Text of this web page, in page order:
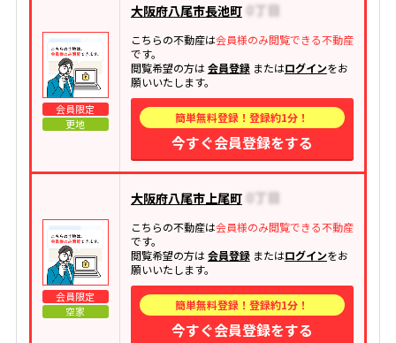
会員限定
更地
大阪府八尾市長池町
こちらの不動産は会員様のみ閲覧できる不動産
です。
閲覧希望の方は会員登録またはログインをお
願いいたします。
簡単無料登録！登録約1分！
今すぐ会員登録をする
会員限定
空家
大阪府八尾市上尾町
こちらの不動産は会員様のみ閲覧できる不動産
です。
閲覧希望の方は会員登録またはログインをお
願いいたします。
簡単無料登録！登録約1分！
今すぐ会員登録をする